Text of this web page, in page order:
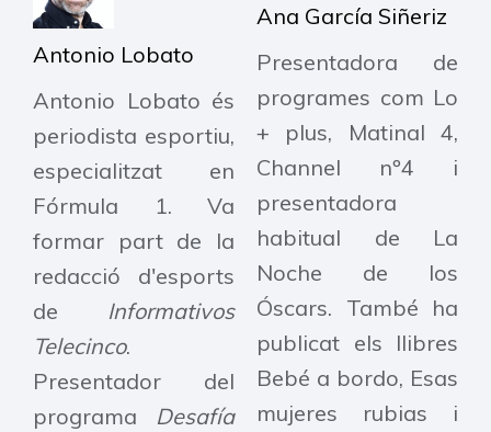
Antonio Lobato
Antonio Lobato és
periodista esportiu,
especialitzat en
Fórmula 1. Va
formar part de la
redacció d'esports
de Informativos
Telecinco.
Presentador del
programa Desafía
Ana García Siñeriz
Presentadora de
programes com Lo
+ plus, Matinal 4,
Channel nº4 i
presentadora
habitual de La
Noche de los
Óscars. També ha
publicat els llibres
Bebé a bordo, Esas
mujeres rubias i